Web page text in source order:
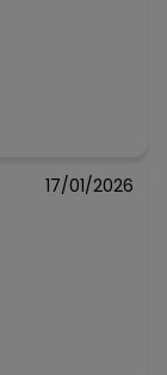
17/01/2026